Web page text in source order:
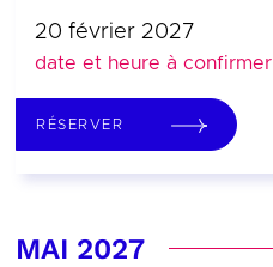
20 février 2027
date et heure à confirmer
RÉSERVER
MAI 2027